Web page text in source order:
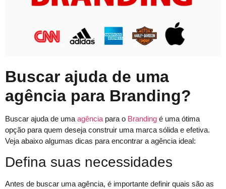
Buscar ajuda de uma
agência para Branding?
Buscar ajuda de uma agência para o Branding é uma ótima
opção para quem deseja construir uma marca sólida e efetiva.
Veja abaixo algumas dicas para encontrar a agência ideal:
Defina suas necessidades
Antes de buscar uma agência, é importante definir quais são as